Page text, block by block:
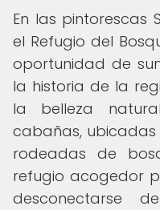
En las pintorescas
el Refugio del
oportunidad de
la historia de la
la belleza
cabañas,
rodeadas de
refugio acogedor
desconectarse